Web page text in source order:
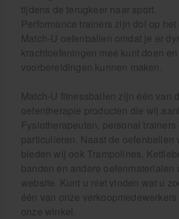
tijdens de terugkeer naar sport.
Performance trainers zijn dol op
Match-U oefenballen omdat je er
krachtoefeningen mee kunt doen
voorbereidingen kunnen maken.
Match-U fitnessballen zijn één van
oefentherapie producten die wij
Fysiotherapeuten, personal
particulieren. Naast de oefenballen
bieden wij ook Trampolines,
banden en andere oefenmaterialen
website. Kunt u niet vinden wat u
één van onze
onze winkel.